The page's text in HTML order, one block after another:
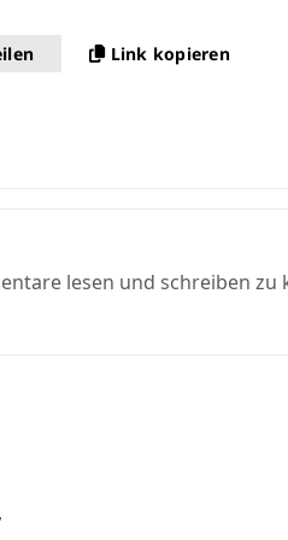
Link kopieren
lesen und schreiben zu